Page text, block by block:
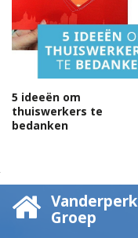
5 ideeën om
thuiswerkers te
bedanken
Vanderperk
Groep